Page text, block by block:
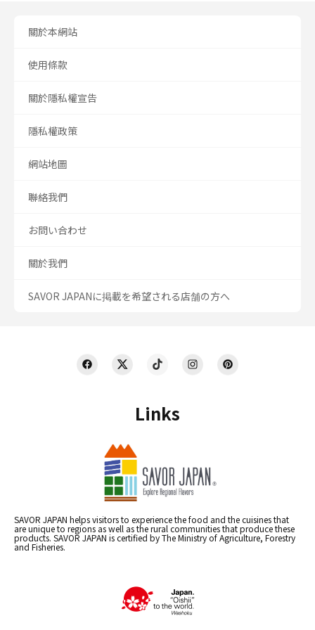
Links
SAVOR JAPAN helps visitors to experience the food and the cuisines that
are unique to regions as well as the rural communities that produce these
products. SAVOR JAPAN is certified by The Ministry of Agriculture, Forestry
and Fisheries.
關於本網站
使用條款
關於隱私權宣告
隱私權政策
網站地圖
聯絡我們
お問い合わせ
關於我們
SAVOR JAPANに掲載を希望される店舗の方へ